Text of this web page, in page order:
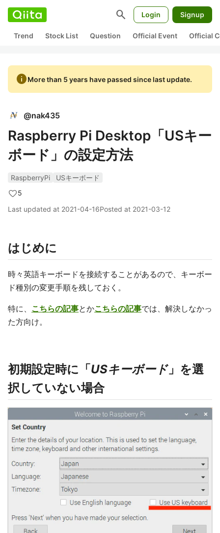
search Login Signup
Trend Stock List Question Official Event Official
infoMore than 5 years have passed since last update.
@nak435
Raspberry Pi Desktop「USキー
ボード」の設定方法
RaspberryPi
USキーボード
5
Last updated at 2021-04-16Posted at 2021-03-12
はじめに
時々英語キーボードを接続することがあるので、キーボー
ド種別の変更手順を残しておく。
特に、 こちらの記事とかこちらの記事では、解決しなかっ
た方向け。
初期設定時に「USキーボード」を選
択していない場合